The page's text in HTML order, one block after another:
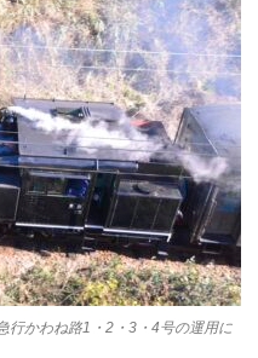
行かわね路1・2・3・4号の運用に